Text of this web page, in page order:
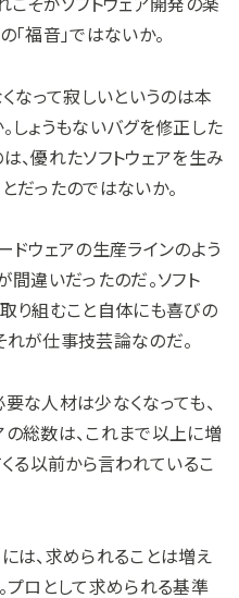
「福音」ではないか。
なって寂しいというのは本
しょうもないバグを修正した
、優れたソフトウェアを生み
だったのではないか。
ドウェアの生産ラインのよう
間違いだったのだ。ソフト
り組むこと自体にも喜びの
れが仕事技芸論なのだ。
な人材は少なくなっても、
総数は、これまで以上に増
る以前から言われているこ
は、求められることは増え
プロとして求められる基準